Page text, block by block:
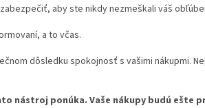
aby ste nikdy nezmeškali váš
a to včas.
dôsledku spokojnosť s vašimi nákupmi.
nástroj ponúka. Vaše nákupy budú ešte